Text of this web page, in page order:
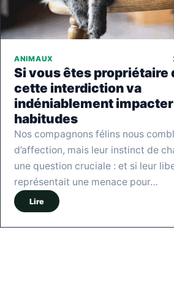
ANIMAUX
Si vous êtes propriétaire
cette interdiction va
indéniablement
habitudes
Nos compagnons félins nous
d’affection, mais leur instinct de
une question cruciale : et si leur
représentait une menace pour…
Lire